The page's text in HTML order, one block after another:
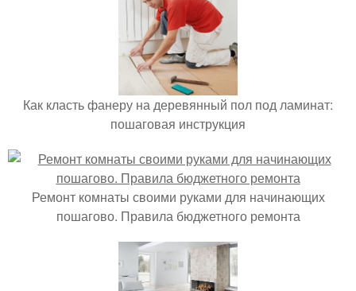
Как класть фанеру на деревянный пол под ламинат:
пошаговая инструкция
Ремонт комнаты своими руками для начинающих
пошагово. Правила бюджетного ремонта